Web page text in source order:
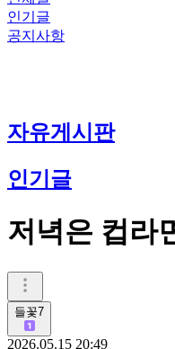
인기글
공지사항
자유게시판
인기글
저녁은 컵라
들꽃7
2026.05.15 20:49